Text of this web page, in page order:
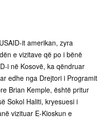
it amerikan, zyra
e vizitave që po i bënë
i në Kosovë, ka qëndruar
edhe nga Drejtori i Programit
Brian Kemple, është pritur
Sokol Haliti, kryesuesi i
vizituar E-Kioskun e